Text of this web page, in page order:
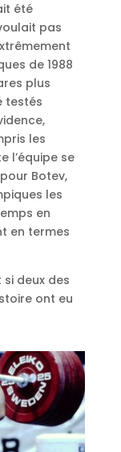
été
pas
de 1988
plus
testés
les
l’équipe se
Botev,
les
en
en termes
deux des
ont eu